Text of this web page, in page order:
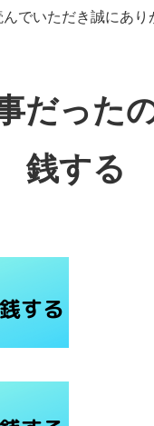
でいただき誠にあり
だった
銭する